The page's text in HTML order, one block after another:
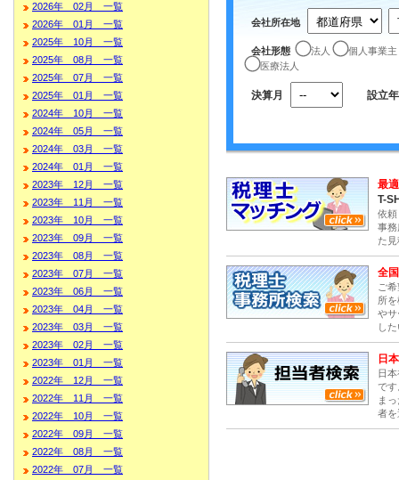
2026年 02月 一覧
2026年 01月 一覧
2025年 10月 一覧
2025年 08月 一覧
2025年 07月 一覧
2025年 01月 一覧
2024年 10月 一覧
2024年 05月 一覧
2024年 03月 一覧
2024年 01月 一覧
2023年 12月 一覧
2023年 11月 一覧
2023年 10月 一覧
2023年 09月 一覧
2023年 08月 一覧
2023年 07月 一覧
2023年 06月 一覧
2023年 04月 一覧
2023年 03月 一覧
2023年 02月 一覧
2023年 01月 一覧
2022年 12月 一覧
2022年 11月 一覧
2022年 10月 一覧
2022年 09月 一覧
2022年 08月 一覧
2022年 07月 一覧
会社所在地
会社形態 法人
個人事業主
医療法人
決算月 設立年
最適
T-
依頼
事務
た
全
ご
所
やサ
し
日
日
です
ま
者を